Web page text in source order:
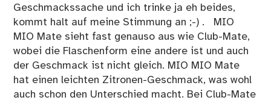
Geschmackssache und ich trinke ja eh beides,
kommt halt auf meine Stimmung an ;-) . MIO
MIO Mate sieht fast genauso aus wie Club-Mate,
wobei die Flaschenform eine andere ist und auch
der Geschmack ist nicht gleich. MIO MIO Mate
hat einen leichten Zitronen-Geschmack, was wohl
auch schon den Unterschied macht. Bei Club-Mate